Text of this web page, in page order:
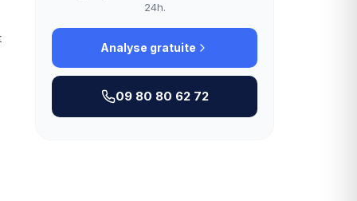
24h.
Analyse gratuite
09 80 80 62 72